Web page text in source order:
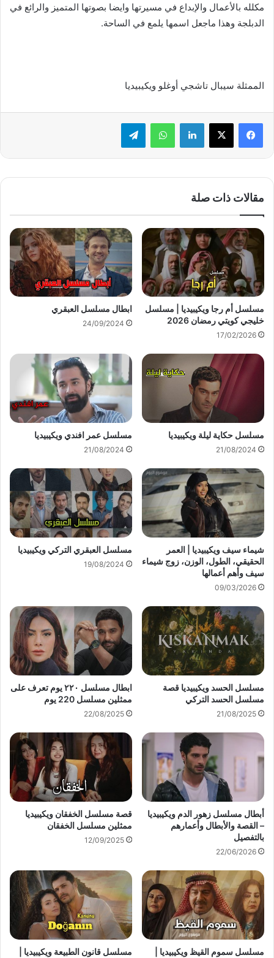
مكلله بالأعمال والإبداع في مسيرتها وايضا بصوتها المتميز والرائع في
الدبلجة وهذا ماجعل اسمها يلمع في الساحة.
الممثلة سيبال تاشجي أوغلو ويكيبيديا
لينكدإن واتساب تيلقرام
مقالات ذات صلة
مسلسل أم رجا ويكيبيديا | مسلسل
خليجي كويتي رمضان 2026
17/02/2026
ابطال مسلسل العبقري
24/09/2024
مسلسل حكاية ليلة ويكيبيديا
21/08/2024
مسلسل عمر افندي ويكيبيديا
21/08/2024
شيماء سيف ويكيبيديا | العمر
الحقيقي، الطول، الوزن، زوج شيماء
سيف وأهم أعمالها
09/03/2026
مسلسل العبقري التركي ويكيبيديا
19/08/2024
مسلسل الحسد ويكيبيديا قصة
مسلسل الحسد التركي
21/08/2025
ابطال مسلسل ٢٢٠ يوم تعرف على
ممثلين مسلسل 220 يوم
22/08/2025
أبطال مسلسل زهور الدم ويكيبيديا
– القصة والأبطال وأعمارهم
بالتفصيل
22/06/2026
قصة مسلسل الخفقان ويكيبيديا
ممثلين مسلسل الخفقان
12/09/2025
مسلسل سموم القيظ ويكيبيديا |
مسلسل قانون الطبيعة ويكيبيديا |